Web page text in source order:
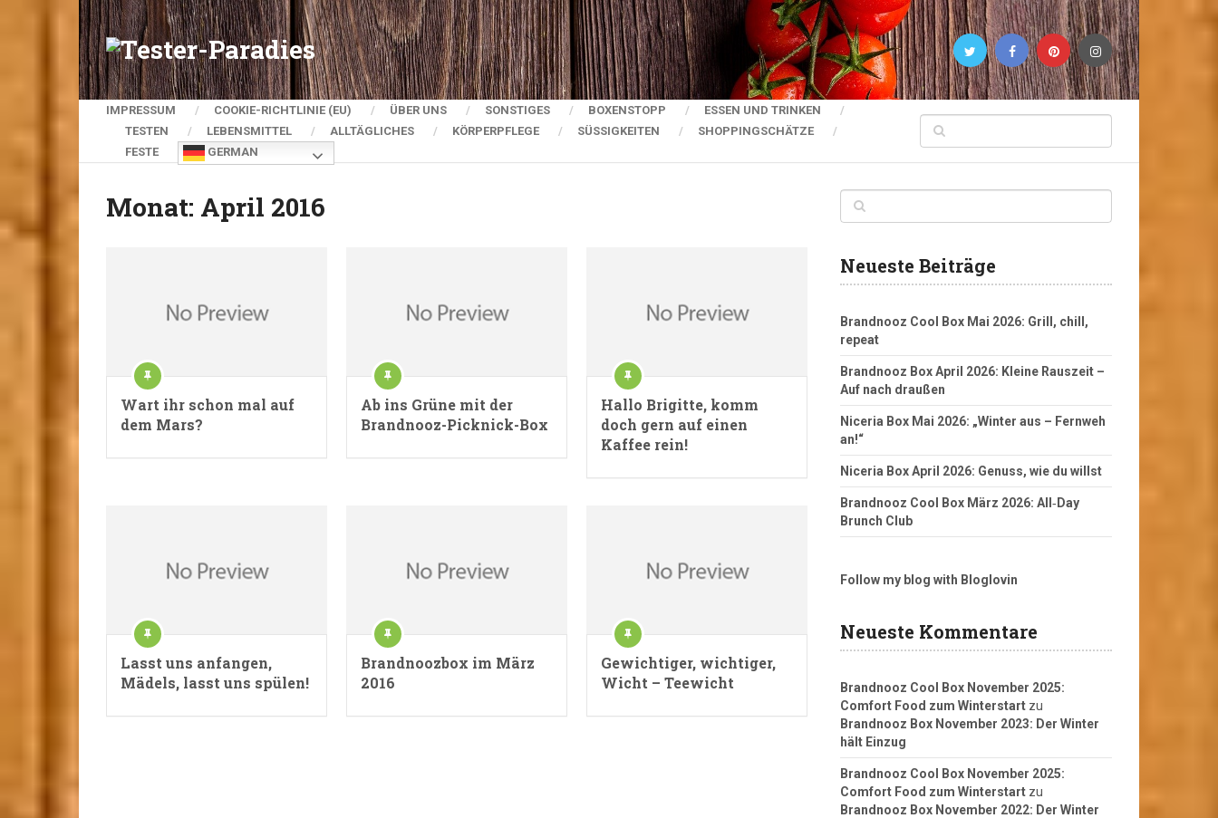
IMPRESSUM COOKIE-RICHTLINIE (EU) ÜBER UNS SONSTIGES BOXENSTOPP
ESSEN UND TRINKEN
TESTEN
LEBENSMITTEL ALLTÄGLICHES KÖRPERPFLEGE SÜSSIGKEITEN
SHOPPINGSCHÄTZE
FESTE
GERMAN
Monat: April 2016
Wart ihr schon mal auf
dem Mars?
Ab ins Grüne mit der
Brandnooz-Picknick-Box
Hallo Brigitte, komm
doch gern auf einen
Kaffee rein!
Lasst uns anfangen,
Mädels, lasst uns spülen!
Brandnoozbox im März
2016
Gewichtiger, wichtiger,
Wicht – Teewicht
Neueste Beiträge
Brandnooz Cool Box Mai 2026: Grill, chill,
repeat
Brandnooz Box April 2026: Kleine Rauszeit –
Auf nach draußen
Niceria Box Mai 2026: „Winter aus – Fernweh
an!“
Niceria Box April 2026: Genuss, wie du willst
Brandnooz Cool Box März 2026: All‑Day
Brunch Club
Follow my blog with Bloglovin
Neueste Kommentare
Brandnooz Cool Box November 2025:
Comfort Food zum Winterstart zu
Brandnooz Box November 2023: Der Winter
hält Einzug
Brandnooz Cool Box November 2025:
Comfort Food zum Winterstart zu
Brandnooz Box November 2022: Der Winter